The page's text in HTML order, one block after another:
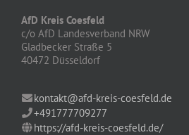
AfD Kreis Coesfeld
c/o AfD Landesverband NRW
Gladbecker Straße 5
40472 Düsseldorf
kontakt@afd-kreis-coesfeld.de
+491777709277
https://afd-kreis-coesfeld.de/